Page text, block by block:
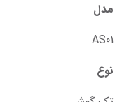
مدل
AS01
نوع